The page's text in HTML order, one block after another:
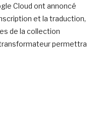
Cloud ont annoncé
et la traduction,
de la collection
transformateur permettra